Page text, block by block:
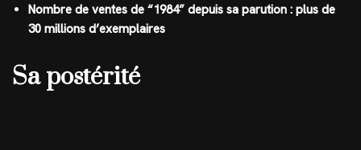
Nombre de ventes de “1984” depuis sa parution : plus de
30 millions d’exemplaires
Sa postérité